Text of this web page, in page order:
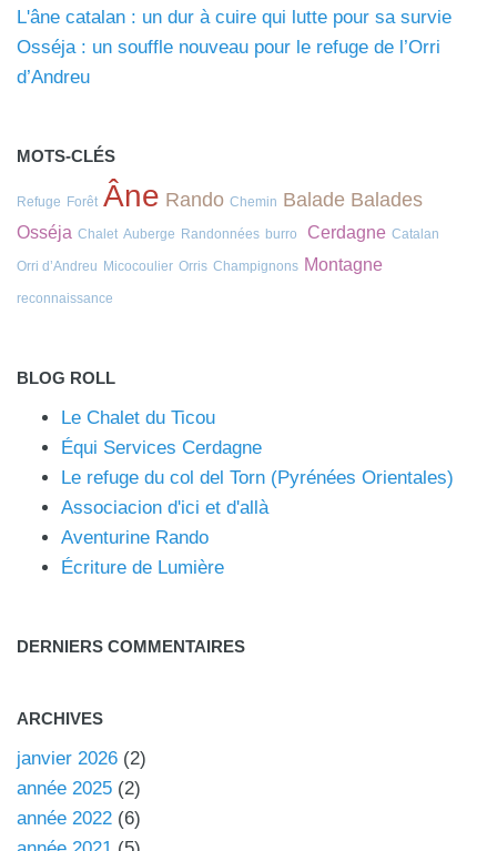
L'âne catalan : un dur à cuire qui lutte pour sa survie
Osséja : un souffle nouveau pour le refuge de l’Orri
d’Andreu
MOTS-CLÉS
Refuge Forêt Âne Rando Chemin Balade Balades
Osséja Chalet Auberge Randonnées burro Cerdagne Catalan
Orri d’Andreu Micocoulier Orris Champignons Montagne
reconnaissance
BLOG ROLL
Le Chalet du Ticou
Équi Services Cerdagne
Le refuge du col del Torn (Pyrénées Orientales)
Associacion d'ici et d'allà
Aventurine Rando
Écriture de Lumière
DERNIERS COMMENTAIRES
ARCHIVES
janvier 2026 (2)
année 2025 (2)
année 2022 (6)